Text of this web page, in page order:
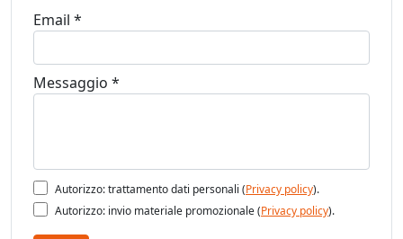
Email *
Messaggio *
Autorizzo: trattamento dati personali (Privacy policy).
Autorizzo: invio materiale promozionale (Privacy policy).